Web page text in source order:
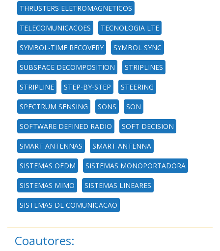
THRUSTERS ELETROMAGNETICOS
TELECOMUNICACOES TECNOLOGIA LTE
SYMBOL-TIME RECOVERY SYMBOL SYNC
SUBSPACE DECOMPOSITION STRIPLINES
STRIPLINE STEP-BY-STEP STEERING
SPECTRUM SENSING SONS SON
SOFTWARE DEFINED RADIO SOFT DECISION
SMART ANTENNAS SMART ANTENNA
SISTEMAS OFDM SISTEMAS MONOPORTADORA
SISTEMAS MIMO SISTEMAS LINEARES
SISTEMAS DE COMUNICACAO
Coautores: